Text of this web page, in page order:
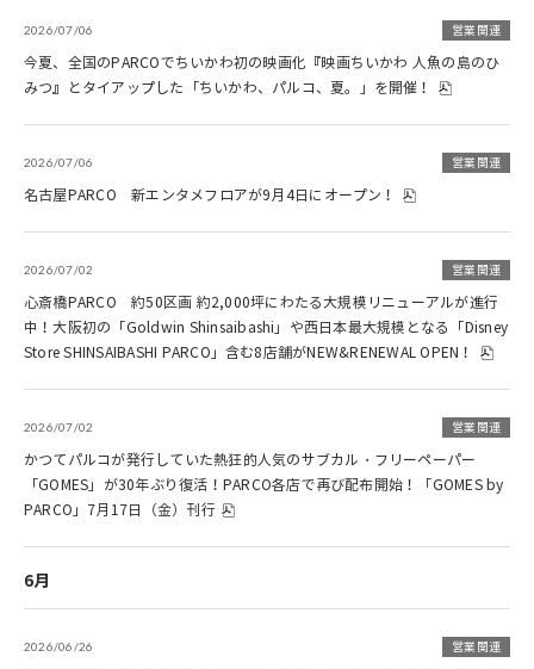
2026/07/06 営業関連
今夏、全国のPARCOでちいかわ初の映画化『映画ちいかわ 人魚の島のひ
みつ』とタイアップした「ちいかわ、パルコ、夏。」を開催！
2026/07/06 営業関連
名古屋PARCO 新エンタメフロアが9月4日にオープン！
2026/07/02 営業関連
心斎橋PARCO 約50区画 約2,000坪にわたる大規模リニューアルが進行
中！大阪初の「Goldwin Shinsaibashi」や西日本最大規模となる「Disney
Store SHINSAIBASHI PARCO」含む8店舗がNEW&RENEWAL OPEN！
2026/07/02 営業関連
かつてパルコが発行していた熱狂的人気のサブカル・フリーペーパー
「GOMES」が30年ぶり復活！PARCO各店で再び配布開始！「GOMES by
PARCO」7月17日（金）刊行
6月
2026/06/26 営業関連